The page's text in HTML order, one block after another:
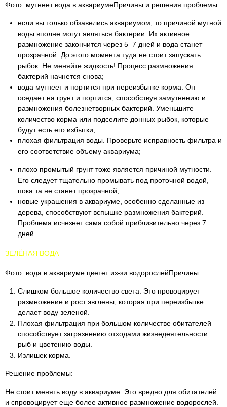
Фото: мутнеет вода в аквариумеПричины и решения проблемы:
если вы только обзавелись аквариумом, то причиной мутной
воды вполне могут являться бактерии. Их активное
размножение закончится через 5–7 дней и вода станет
прозрачной. До этого момента туда не стоит запускать
рыбок. Не меняйте жидкость! Процесс размножения
бактерий начнется снова;
вода мутнеет и портится при переизбытке корма. Он
оседает на грунт и портится, способствуя замутнению и
размножения болезнетворных бактерий. Уменьшите
количество корма или подселите донных рыбок, которые
будут есть его избытки;
плохая фильтрация воды. Проверьте исправность фильтра и
его соответствие объему аквариума;
плохо промытый грунт тоже является причиной мутности.
Его следует тщательно промывать под проточной водой,
пока та не станет прозрачной;
новые украшения в аквариуме, особенно сделанные из
дерева, способствуют вспышке размножения бактерий.
Проблема исчезнет сама собой приблизительно через 7
дней.
ЗЕЛЁНАЯ ВОДА
Фото: вода в аквариуме цветет из-зи водорослейПричины:
Слишком большое количество света. Это провоцирует
размножение и рост эвглены, которая при переизбытке
делает воду зеленой.
Плохая фильтрация при большом количестве обитателей
способствует загрязнению отходами жизнедеятельности
рыб и цветению воды.
Излишек корма.
Решение проблемы:
Не стоит менять воду в аквариуме. Это вредно для обитателей
и спровоцирует еще более активное размножение водорослей.